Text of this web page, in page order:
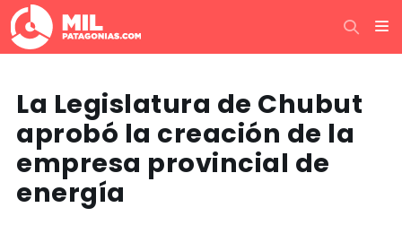
La Legislatura de Chubut
aprobó la creación de la
empresa provincial de
energía